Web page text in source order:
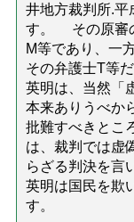
井地方裁判所.平
す。 その原審
M等であり、一
その弁護士T等
英明は、当然「
本来ありうべか
批難すべきとこ
は、裁判では虚
らざる判決を言
英明は国民を欺
す。